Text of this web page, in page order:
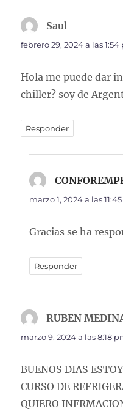
Saul
febrero 29, 2024 a las 1:54
Hola me puede dar
chiller? soy de
Responder
marzo 1, 2024 a las
Gracias se ha
Responder
RUBEN
marzo 9, 2024 a las 8:18
BUENOS DIAS
CURSO DE
QUIERO